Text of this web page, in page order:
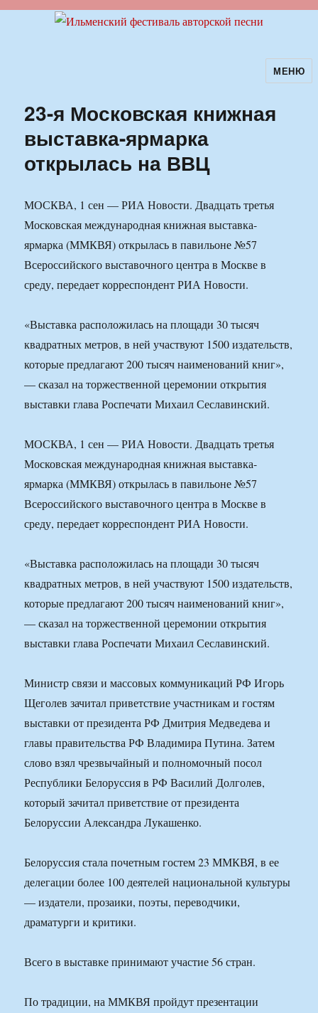
Ильменский фестиваль авторской
песни
МЕНЮ
23-я Московская книжная
выставка-ярмарка
открылась на ВВЦ
МОСКВА, 1 сен — РИА Новости. Двадцать третья
Московская международная книжная выставка-
ярмарка (ММКВЯ) открылась в павильоне №57
Всероссийского выставочного центра в Москве в
среду, передает корреспондент РИА Новости.
«Выставка расположилась на площади 30 тысяч
квадратных метров, в ней участвуют 1500 издательств,
которые предлагают 200 тысяч наименований книг»,
— сказал на торжественной церемонии открытия
выставки глава Роспечати Михаил Сеславинский.
МОСКВА, 1 сен — РИА Новости. Двадцать третья
Московская международная книжная выставка-
ярмарка (ММКВЯ) открылась в павильоне №57
Всероссийского выставочного центра в Москве в
среду, передает корреспондент РИА Новости.
«Выставка расположилась на площади 30 тысяч
квадратных метров, в ней участвуют 1500 издательств,
которые предлагают 200 тысяч наименований книг»,
— сказал на торжественной церемонии открытия
выставки глава Роспечати Михаил Сеславинский.
Министр связи и массовых коммуникаций РФ Игорь
Щеголев зачитал приветствие участникам и гостям
выставки от президента РФ Дмитрия Медведева и
главы правительства РФ Владимира Путина. Затем
слово взял чрезвычайный и полномочный посол
Республики Белоруссия в РФ Василий Долголев,
который зачитал приветствие от президента
Белоруссии Александра Лукашенко.
Белоруссия стала почетным гостем 23 ММКВЯ, в ее
делегации более 100 деятелей национальной культуры
— издатели, прозаики, поэты, переводчики,
драматурги и критики.
Всего в выставке принимают участие 56 стран.
По традиции, на ММКВЯ пройдут презентации